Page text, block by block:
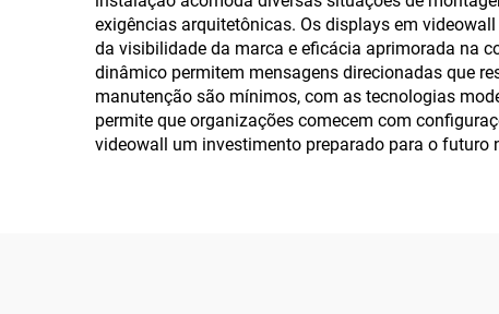
exigências arquitetônicas. Os displays em
da visibilidade da marca e eficácia aprimorada na
dinâmico permitem mensagens direcionadas que
manutenção são mínimos, com as tecnologias
permite que organizações comecem com
videowall um investimento preparado para o futuro